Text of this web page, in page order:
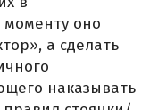
моменту оно
а сделать
наказывать